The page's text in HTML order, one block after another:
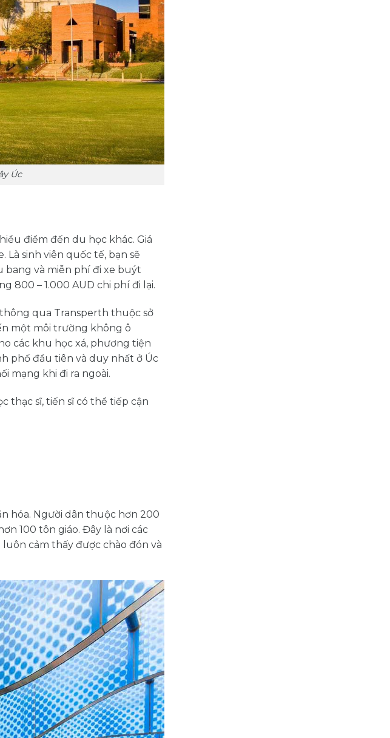
Úc
điểm đến du học khác. Giá
sinh viên quốc tế, bạn sẽ
bang và miễn phí đi xe buýt
800 – 1.000 AUD chi phí đi lại.
qua Transperth thuộc sở
một môi trường không ô
các khu học xá, phương tiện
phố đầu tiên và duy nhất ở Úc
mạng khi đi ra ngoài.
thạc sĩ, tiến sĩ có thể tiếp cận
hóa. Người dân thuộc hơn 200
100 tôn giáo. Đây là nơi các
cảm thấy được chào đón và